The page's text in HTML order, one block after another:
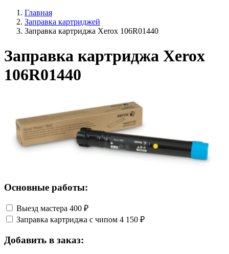
Главная
Заправка картриджей
Заправка картриджа Xerox 106R01440
Заправка картриджа Xerox
106R01440
Основные работы:
Выезд мастера 400 ₽
Заправка картриджа с чипом 4 150 ₽
Добавить в заказ: